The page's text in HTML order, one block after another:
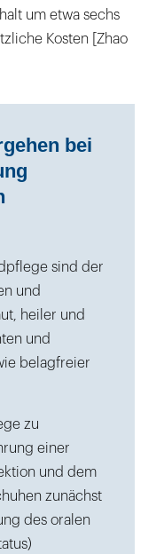
um etwa sechs
Kosten [Zhao
bei
sind der
und
heiler und
und
belagfreier
zu
einer
und dem
zunächst
des oralen